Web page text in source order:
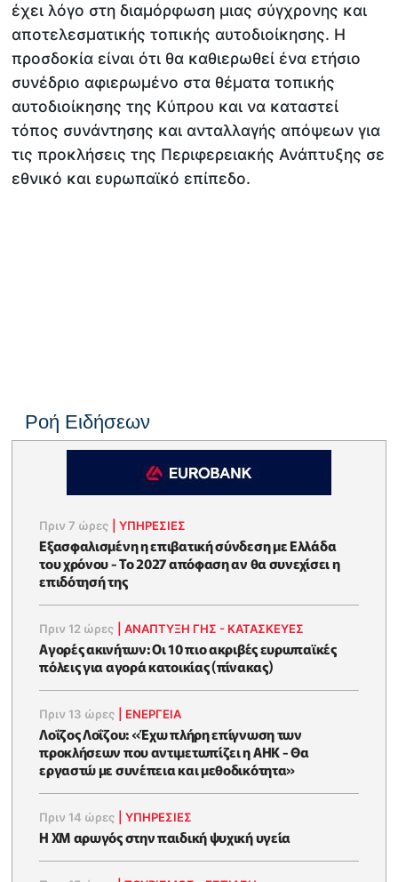
έχει λόγο στη διαμόρφωση μιας σύγχρονης και
αποτελεσματικής τοπικής αυτοδιοίκησης. Η
προσδοκία είναι ότι θα καθιερωθεί ένα ετήσιο
συνέδριο αφιερωμένο στα θέματα τοπικής
αυτοδιοίκησης της Κύπρου και να καταστεί
τόπος συνάντησης και ανταλλαγής απόψεων για
τις προκλήσεις της Περιφερειακής Ανάπτυξης σε
εθνικό και ευρωπαϊκό επίπεδο.
Ροή Ειδήσεων
Πριν 7 ώρες |ΥΠΗΡΕΣΙΕΣ
Εξασφαλισμένη η επιβατική σύνδεση με Ελλάδα
του χρόνου - Το 2027 απόφαση αν θα συνεχίσει η
επιδότησή της
Πριν 12 ώρες |ΑΝΑΠΤΥΞΗ ΓΗΣ - ΚΑΤΑΣΚΕΥΕΣ
Αγορές ακινήτων: Οι 10 πιο ακριβές ευρωπαϊκές
πόλεις για αγορά κατοικίας (πίνακας)
Πριν 13 ώρες ΕΝΈΡΓΕΙΑ
Λοΐζος Λοΐζου: «Έχω πλήρη επίγνωση των
προκλήσεων που αντιμετωπίζει η ΑΗΚ - Θα
εργαστώ με συνέπεια και μεθοδικότητα»
Πριν 14 ώρες |ΥΠΗΡΕΣΙΕΣ
Η XM αρωγός στην παιδική ψυχική υγεία